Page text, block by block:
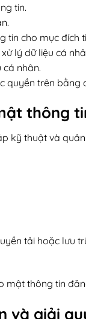
tin.
tin cho mục đích
lý dữ liệu cá
cá nhân.
quyền trên
thông
kỹ thuật và
tải hoặc lưu
mật thông tin
và giải